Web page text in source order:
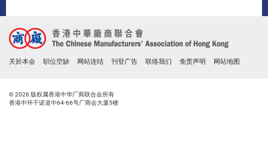
关於本会 职位空缺 网站连结 刊登广告 联络我们 免责声明 网站地图
© 2026 版权属香港中华厂商联合会所有
香港中环干诺道中64-66号厂商会大厦5楼